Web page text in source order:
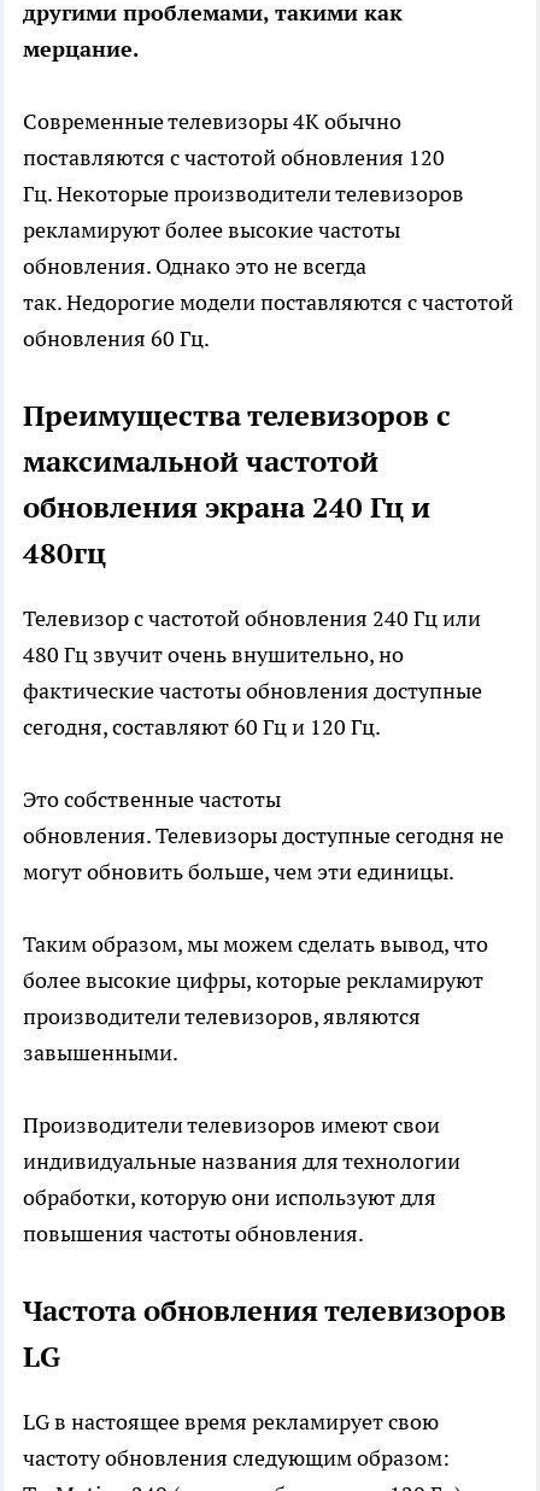
другими проблемами, такими как
мерцание.
Современные телевизоры 4K обычно
поставляются с частотой обновления 120
Гц. Некоторые производители телевизоров
рекламируют более высокие частоты
обновления. Однако это не всегда
так. Недорогие модели поставляются с частотой
обновления 60 Гц.
Преимущества телевизоров с
максимальной частотой
обновления экрана 240 Гц и
480гц
Телевизор с частотой обновления 240 Гц или
480 Гц звучит очень внушительно, но
фактические частоты обновления доступные
сегодня, составляют 60 Гц и 120 Гц.
Это собственные частоты
обновления. Телевизоры доступные сегодня не
могут обновить больше, чем эти единицы.
Таким образом, мы можем сделать вывод, что
более высокие цифры, которые рекламируют
производители телевизоров, являются
завышенными.
Производители телевизоров имеют свои
индивидуальные названия для технологии
обработки, которую они используют для
повышения частоты обновления.
Частота обновления телевизоров
LG
LG в настоящее время рекламирует свою
частоту обновления следующим образом: